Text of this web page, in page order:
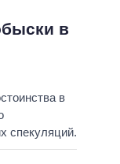
в
в
спекуляций.